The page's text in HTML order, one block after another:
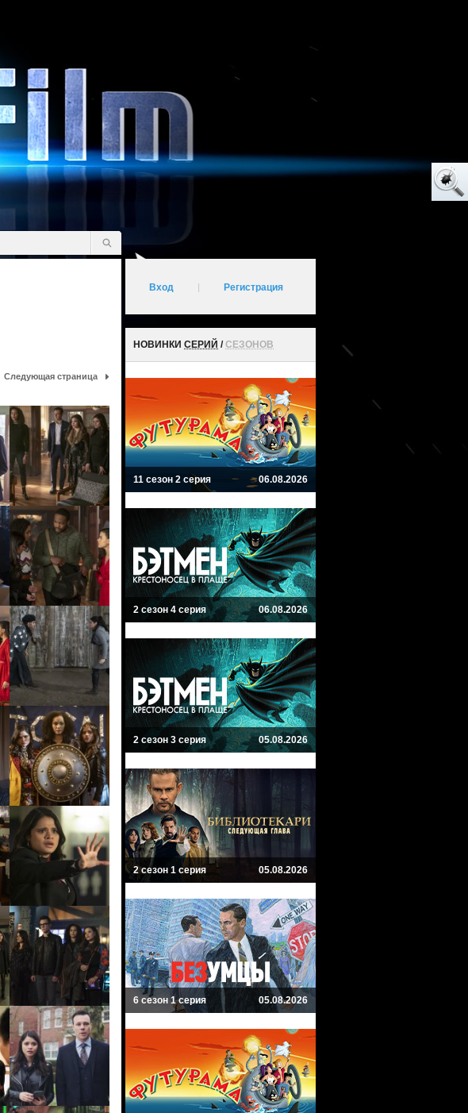
Следующая страница
Вход Регистрация
НОВИНКИ СЕРИЙ /СЕЗОНОВ
11 сезон 2 серия 06.08.2026
2 сезон 4 серия 06.08.2026
2 сезон 3 серия 05.08.2026
2 сезон 1 серия 05.08.2026
6 сезон 1 серия 05.08.2026